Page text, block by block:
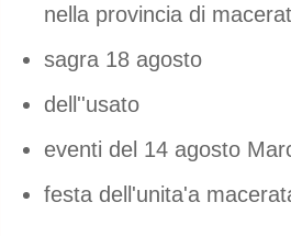
nella provincia di
sagra 18 agosto
dell''usato
eventi del 14 agosto
festa dell'unita'a